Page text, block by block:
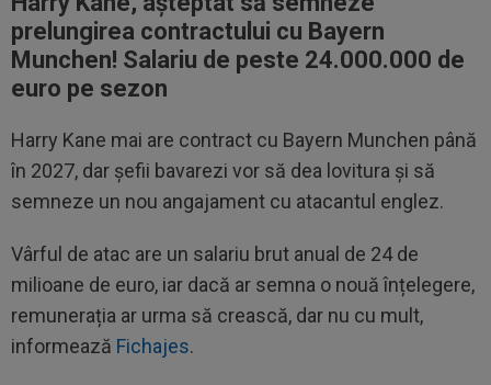
prelungirea contractului cu Bayern
Munchen! Salariu de peste 24.000.000 de
euro pe sezon
Harry Kane mai are contract cu Bayern Munchen până
în 2027, dar șefii bavarezi vor să dea lovitura și să
semneze un nou angajament cu atacantul englez.
Vârful de atac are un salariu brut anual de 24 de
milioane de euro, iar dacă ar semna o nouă înțelegere,
remunerația ar urma să crească, dar nu cu mult,
informează Fichajes.